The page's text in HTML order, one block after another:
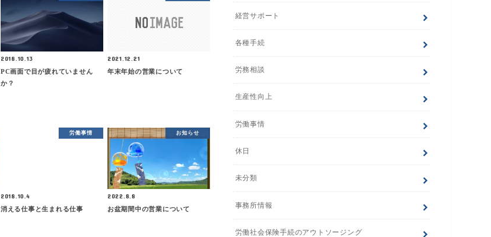
2018.10.13
PC画面で目が疲れていません
か？
2021.12.21
年末年始の営業について
労働事情
2018.10.4
消える仕事と生まれる仕事
お知らせ
2022.8.8
お盆期間中の営業について
経営サポート
各種手続
労務相談
生産性向上
労働事情
休日
未分類
事務所情報
労働社会保険手続のアウトソージング